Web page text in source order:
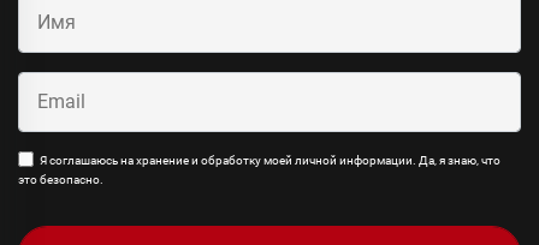
Я соглашаюсь на хранение и обработку моей личной информации. Да, я знаю, что
это безопасно.